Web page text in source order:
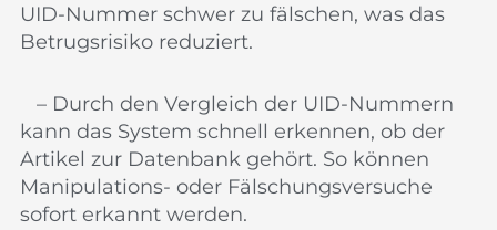
UID-Nummer schwer zu fälschen, was das
Betrugsrisiko reduziert.
– Durch den Vergleich der UID-Nummern
kann das System schnell erkennen, ob der
Artikel zur Datenbank gehört. So können
Manipulations- oder Fälschungsversuche
sofort erkannt werden.